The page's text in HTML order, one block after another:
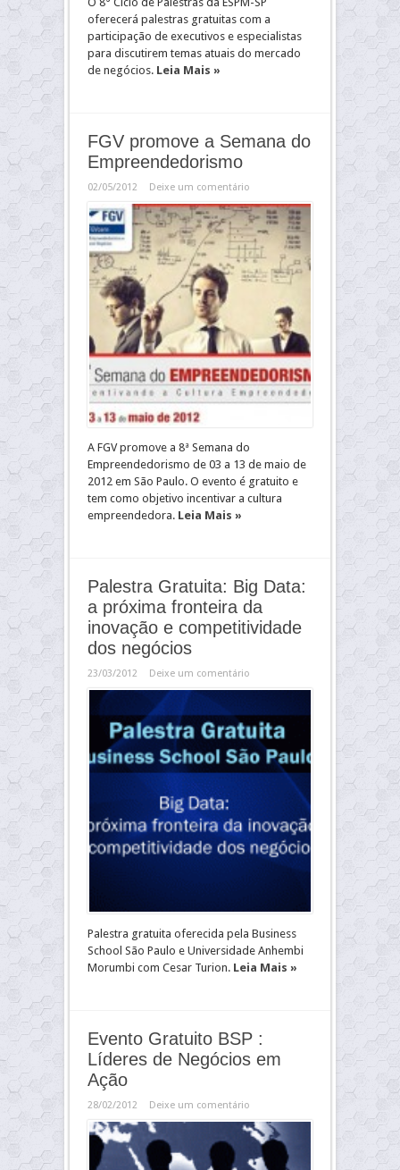
oferecerá palestras gratuitas com a
participação de executivos e especialistas
para discutirem temas atuais do mercado
de negócios. Leia Mais »
FGV promove a Semana do
Empreendedorismo
02/05/2012 Deixe um comentário
A FGV promove a 8ª Semana do
Empreendedorismo de 03 a 13 de maio de
2012 em São Paulo. O evento é gratuito e
tem como objetivo incentivar a cultura
empreendedora. Leia Mais »
Palestra Gratuita: Big Data:
a próxima fronteira da
inovação e competitividade
dos negócios
23/03/2012 Deixe um comentário
Palestra gratuita oferecida pela Business
School São Paulo e Universidade Anhembi
Morumbi com Cesar Turion. Leia Mais »
Evento Gratuito BSP :
Líderes de Negócios em
Ação
28/02/2012 Deixe um comentário